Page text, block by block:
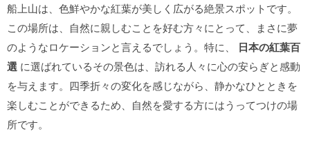
船上山は、色鮮やかな紅葉が美しく広がる絶景スポットです。
この場所は、自然に親しむことを好む方々にとって、まさに夢
のようなロケーションと言えるでしょう。特に、 日本の紅葉百
選 に選ばれているその景色は、訪れる人々に心の安らぎと感動
を与えます。四季折々の変化を感じながら、静かなひとときを
楽しむことができるため、自然を愛する方にはうってつけの場
所です。